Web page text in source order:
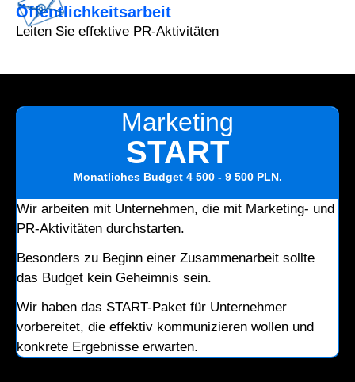
Öffentlichkeitsarbeit
Leiten Sie effektive PR-Aktivitäten
Marketing
START
Monatliches Budget 4 500 - 9 500 PLN.
Wir arbeiten mit Unternehmen, die mit Marketing- und
PR-Aktivitäten durchstarten.
Besonders zu Beginn einer Zusammenarbeit sollte
das Budget kein Geheimnis sein.
Wir haben das START-Paket für Unternehmer
vorbereitet, die effektiv kommunizieren wollen und
konkrete Ergebnisse erwarten.